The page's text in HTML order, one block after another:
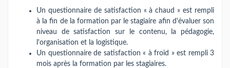
Un questionnaire de satisfaction « à chaud » est rempli
à la fin de la formation par le stagiaire afin d'évaluer son
niveau de satisfaction sur le contenu, la pédagogie,
l'organisation et la logistique.
Un questionnaire de satisfaction « à froid » est rempli 3
mois après la formation par les stagiaires.